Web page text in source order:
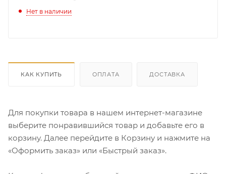
Нет в наличии
КАК КУПИТЬ ОПЛАТА ДОСТАВКА
Для покупки товара в нашем интернет-магазине
выберите понравившийся товар и добавьте его в
корзину. Далее перейдите в Корзину и нажмите на
«Оформить заказ» или «Быстрый заказ».